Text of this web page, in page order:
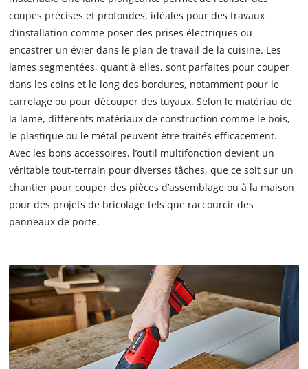
coupes précises et profondes, idéales pour des travaux
d’installation comme poser des prises électriques ou
encastrer un évier dans le plan de travail de la cuisine. Les
lames segmentées, quant à elles, sont parfaites pour couper
dans les coins et le long des bordures, notamment pour le
carrelage ou pour découper des tuyaux. Selon le matériau de
la lame, différents matériaux de construction comme le bois,
le plastique ou le métal peuvent être traités efficacement.
Avec les bons accessoires, l’outil multifonction devient un
véritable tout-terrain pour diverses tâches, que ce soit sur un
chantier pour couper des pièces d’assemblage ou à la maison
pour des projets de bricolage tels que raccourcir des
panneaux de porte.